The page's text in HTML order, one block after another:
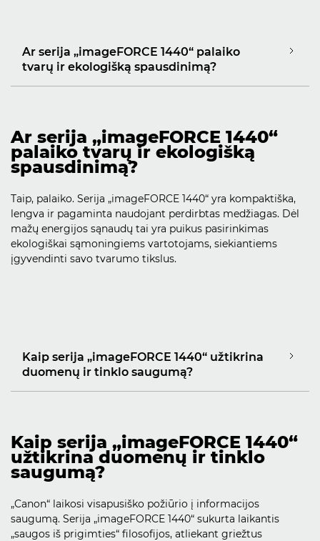
Ar serija „imageFORCE 1440“ palaiko
tvarų ir ekologišką spausdinimą?
Ar serija „imageFORCE 1440“
palaiko tvarų ir ekologišką
spausdinimą?
Taip, palaiko. Serija „imageFORCE 1440“ yra kompaktiška,
lengva ir pagaminta naudojant perdirbtas medžiagas. Dėl
mažų energijos sąnaudų tai yra puikus pasirinkimas
ekologiškai sąmoningiems vartotojams, siekiantiems
įgyvendinti savo tvarumo tikslus.
Kaip serija „imageFORCE 1440“ užtikrina
duomenų ir tinklo saugumą?
Kaip serija „imageFORCE 1440“
užtikrina duomenų ir tinklo
saugumą?
„Canon“ laikosi visapusiško požiūrio į informacijos
saugumą. Serija „imageFORCE 1440“ sukurta laikantis
„saugos iš prigimties“ filosofijos, atliekant griežtus